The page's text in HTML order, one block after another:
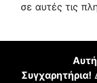
σε αυτές τις
Αυτή
Συγχαρητήρια!